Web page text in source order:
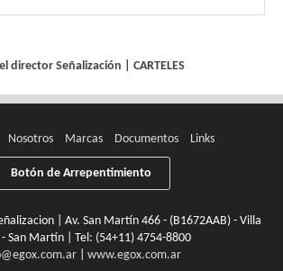
director Señalización CARTELES
Nosotros Marcas Documentos Links
Botón de Arrepentimiento
| Av. San Martín 466 - (B1672AAB) - Villa
- San Martín | Tel: (54+11) 4754-8800
| www.egox.com.ar